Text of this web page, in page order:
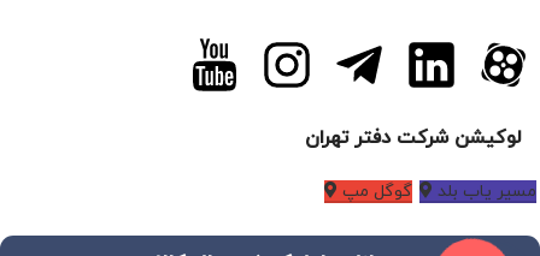
لوکیشن شرکت دفتر تهران
مسیر یاب بلد گوگل مپ